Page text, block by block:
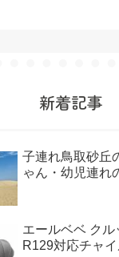
新着記事
子連れ鳥取砂丘
ゃん・幼児連れ
エールベベ ク
R129対応チャ